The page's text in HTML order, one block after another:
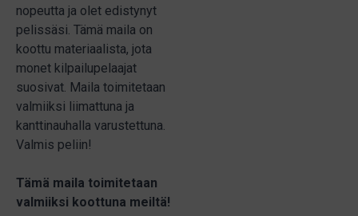
nopeutta ja olet edistynyt
pelissäsi. Tämä maila on
koottu materiaalista, jota
monet kilpailupelaajat
suosivat. Maila toimitetaan
valmiiksi liimattuna ja
kanttinauhalla varustettuna.
Valmis peliin!
Tämä maila toimitetaan
valmiiksi koottuna meiltä!